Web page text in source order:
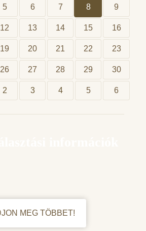
5 6 7 8 9
12 13 14 15 16
19 20 21 22 23
26 27 28 29 30
2 3 4 5 6
MEG TÖBBET!